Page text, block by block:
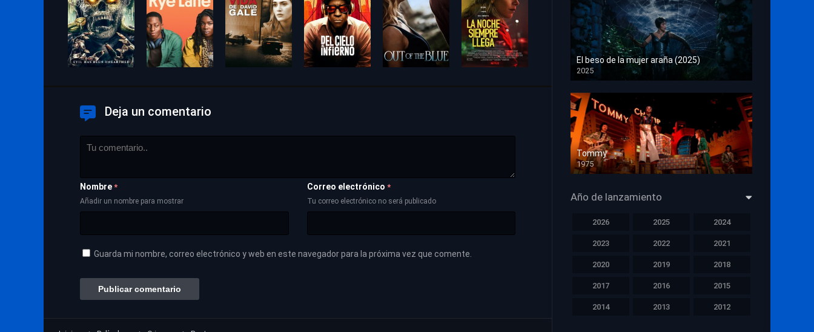
Deja un comentario
Nombre *
Añadir un nombre para mostrar
Correo electrónico *
Tu correo electrónico no será publicado
Guarda mi nombre, correo electrónico y web en este navegador para la próxima vez que comente.
El beso de la mujer araña (2025)
2025
HD 1080p
Tommy
1975
HD 1080p
Año de lanzamiento
2026 2025 2024
2023 2022 2021
2020 2019 2018
2017 2016 2015
2014 2013 2012